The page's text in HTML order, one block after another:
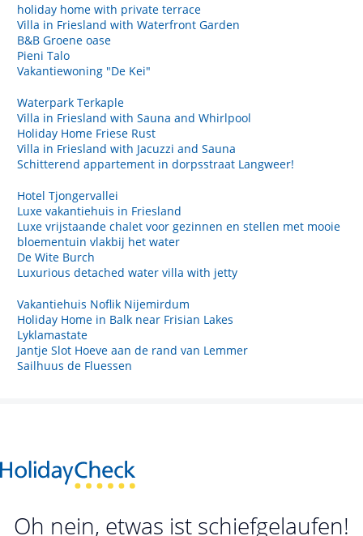
holiday home with private terrace
Villa in Friesland with Waterfront Garden
B&B Groene oase
Pieni Talo
Vakantiewoning "De Kei"
Waterpark Terkaple
Villa in Friesland with Sauna and Whirlpool
Holiday Home Friese Rust
Villa in Friesland with Jacuzzi and Sauna
Schitterend appartement in dorpsstraat Langweer!
Hotel Tjongervallei
Luxe vakantiehuis in Friesland
Luxe vrijstaande chalet voor gezinnen en stellen met mooie
bloementuin vlakbij het water
De Wite Burch
Luxurious detached water villa with jetty
Vakantiehuis Noflik Nijemirdum
Holiday Home in Balk near Frisian Lakes
Lyklamastate
Jantje Slot Hoeve aan de rand van Lemmer
Sailhuus de Fluessen
Oh nein, etwas ist schiefgelaufen!